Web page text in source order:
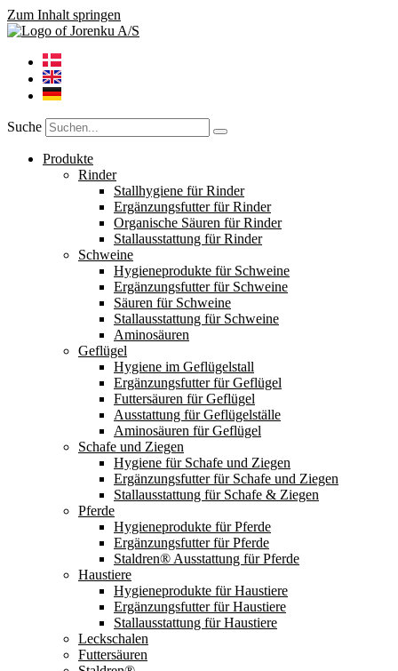
Zum Inhalt springen
Suche
Produkte
Rinder
Stallhygiene für Rinder
Ergänzungsfutter für Rinder
Organische Säuren für Rinder
Stallausstattung für Rinder
Schweine
Hygieneprodukte für Schweine
Ergänzungsfutter für Schweine
Säuren für Schweine
Stallausstattung für Schweine
Aminosäuren
Geflügel
Hygiene im Geflügelstall
Ergänzungsfutter für Geflügel
Futtersäuren für Geflügel
Ausstattung für Geflügelställe
Aminosäuren für Geflügel
Schafe und Ziegen
Hygiene für Schafe und Ziegen
Ergänzungsfutter für Schafe und Ziegen
Stallausstattung für Schafe & Ziegen
Pferde
Hygieneprodukte für Pferde
Ergänzungsfutter für Pferde
Staldren® Ausstattung für Pferde
Haustiere
Hygieneprodukte für Haustiere
Ergänzungsfutter für Haustiere
Stallausstattung für Haustiere
Leckschalen
Futtersäuren